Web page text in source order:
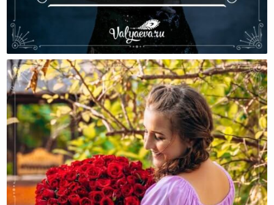
Зависть – Бывает Ли Она Белой И Во Благо?